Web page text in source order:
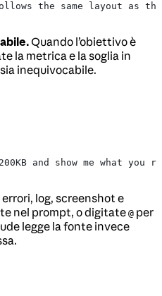
the same layout as
Quando l’obiettivo è
la metrica e la soglia in
inequivocabile.
and show me what you
log, screenshot e
nel prompt, o digitate @ per
legge la fonte invece